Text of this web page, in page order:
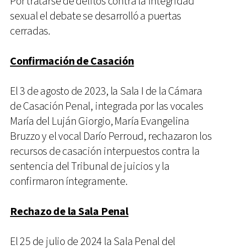
sexual el debate se desarrolló a puertas
cerradas.
Confirmación de Casación
El 3 de agosto de 2023, la Sala I de la Cámara
de Casación Penal, integrada por las vocales
María del Luján Giorgio, María Evangelina
Bruzzo y el vocal Darío Perroud, rechazaron los
recursos de casación interpuestos contra la
sentencia del Tribunal de juicios y la
confirmaron íntegramente.
Rechazo de la Sala Penal
El 25 de julio de 2024 la Sala Penal del